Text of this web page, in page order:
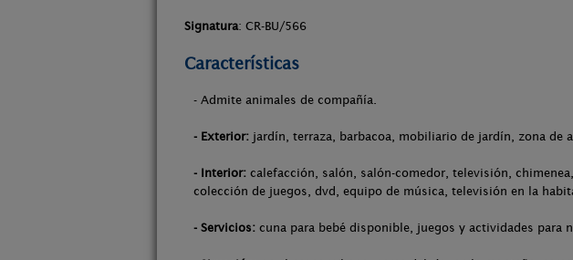
Signatura: CR-BU/566
Características
- Admite animales de compañía.
- Exterior: jardín, terraza, barbacoa, mobiliario de jardín, zona de
- Interior: calefacción, salón, salón-comedor, televisión,
colección de juegos, dvd, equipo de música, televisión en la
- Servicios: cuna para bebé disponible, juegos y actividades